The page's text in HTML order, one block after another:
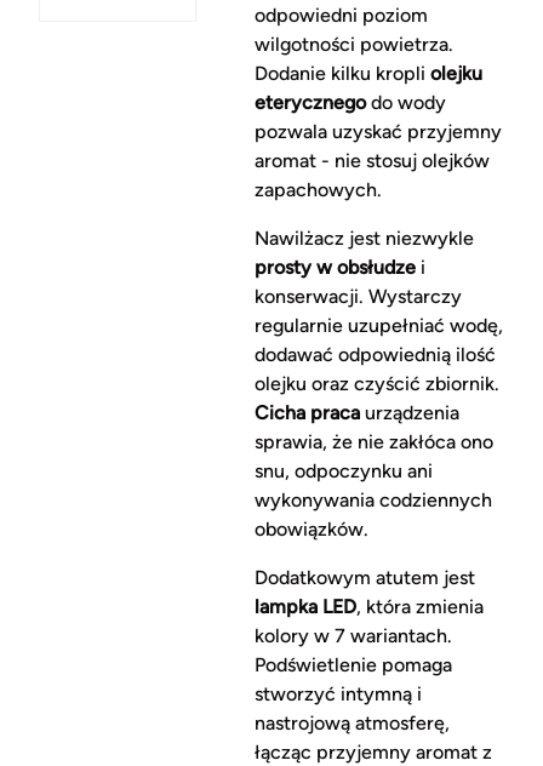
odpowiedni poziom
wilgotności powietrza.
Dodanie kilku kropli olejku
eterycznegodo wody
pozwala uzyskać przyjemny
aromat - nie stosuj olejków
zapachowych.
Nawilżacz jest niezwykle
prosty w obsłudzei
konserwacji. Wystarczy
regularnie uzupełniać wodę,
dodawać odpowiednią ilość
olejku oraz czyścić zbiornik.
Cicha pracaurządzenia
sprawia, że nie zakłóca ono
snu, odpoczynku ani
wykonywania codziennych
obowiązków.
Dodatkowym atutem jest
lampka LED, która zmienia
kolory w 7 wariantach.
Podświetlenie pomaga
stworzyć intymną i
nastrojową atmosferę,
łącząc przyjemny aromat z